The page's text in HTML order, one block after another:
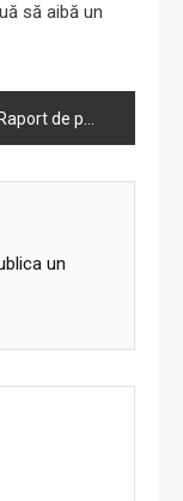
să aibă un
Raport de pe front: Forțele ucrainene extind capul de pod, vizează înconjurarea Novoprokopivka
un